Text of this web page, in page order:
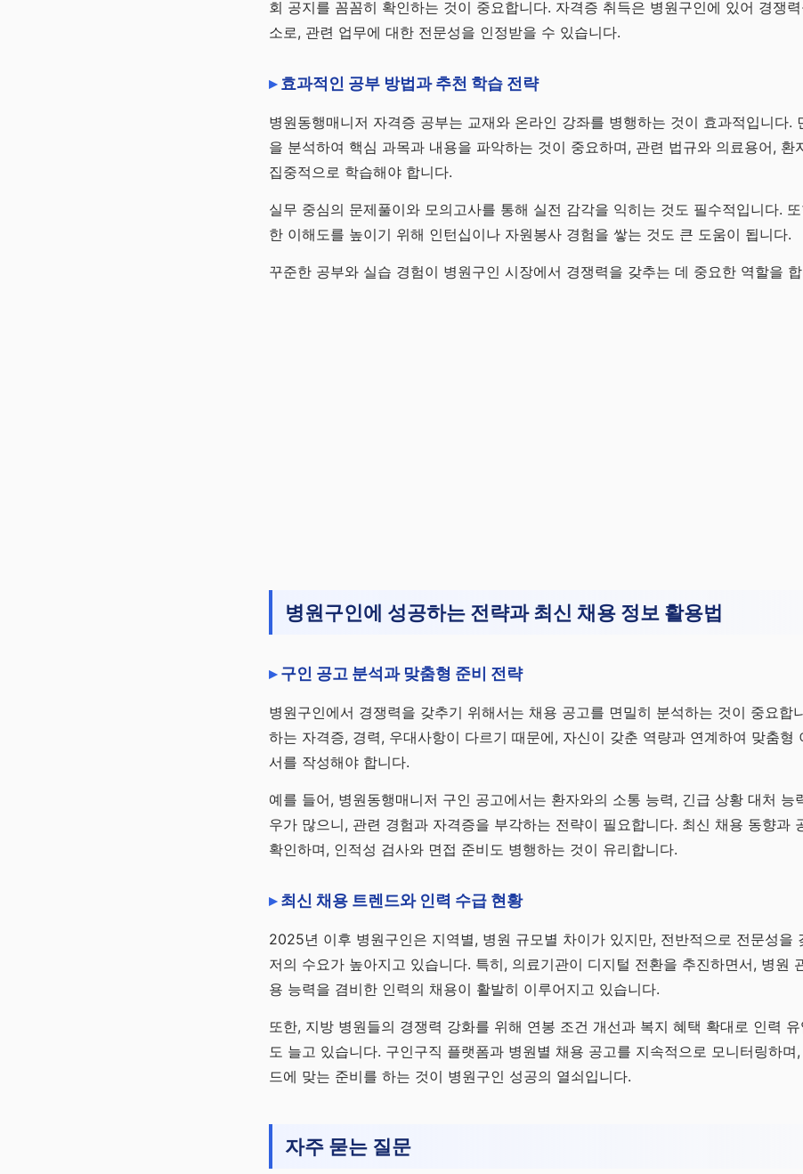
회 공지를 꼼꼼히 확인하는 것이 중요합니다. 자격증 취득은 병원구인에 있어 경쟁
소로, 관련 업무에 대한 전문성을 인정받을 수 있습니다.
효과적인 공부 방법과 추천 학습 전략
병원동행매니저 자격증 공부는 교재와 온라인 강좌를 병행하는 것이 효과적입니다.
을 분석하여 핵심 과목과 내용을 파악하는 것이 중요하며, 관련 법규와 의료용어, 환
집중적으로 학습해야 합니다.
실무 중심의 문제풀이와 모의고사를 통해 실전 감각을 익히는 것도 필수적입니다.
한 이해도를 높이기 위해 인턴십이나 자원봉사 경험을 쌓는 것도 큰 도움이 됩니다.
꾸준한 공부와 실습 경험이 병원구인 시장에서 경쟁력을 갖추는 데 중요한 역할을
병원구인에 성공하는 전략과 최신 채용 정보 활용법
구인 공고 분석과 맞춤형 준비 전략
병원구인에서 경쟁력을 갖추기 위해서는 채용 공고를 면밀히 분석하는 것이 중요합
하는 자격증, 경력, 우대사항이 다르기 때문에, 자신이 갖춘 역량과 연계하여 맞춤형
서를 작성해야 합니다.
예를 들어, 병원동행매니저 구인 공고에서는 환자와의 소통 능력, 긴급 상황 대처 능
우가 많으니, 관련 경험과 자격증을 부각하는 전략이 필요합니다. 최신 채용 동향과
확인하며, 인적성 검사와 면접 준비도 병행하는 것이 유리합니다.
최신 채용 트렌드와 인력 수급 현황
2025년 이후 병원구인은 지역별, 병원 규모별 차이가 있지만, 전반적으로 전문성을
저의 수요가 높아지고 있습니다. 특히, 의료기관이 디지털 전환을 추진하면서, 병원
용 능력을 겸비한 인력의 채용이 활발히 이루어지고 있습니다.
또한, 지방 병원들의 경쟁력 강화를 위해 연봉 조건 개선과 복지 혜택 확대로 인력
도 늘고 있습니다. 구인구직 플랫폼과 병원별 채용 공고를 지속적으로 모니터링하며
드에 맞는 준비를 하는 것이 병원구인 성공의 열쇠입니다.
자주 묻는 질문